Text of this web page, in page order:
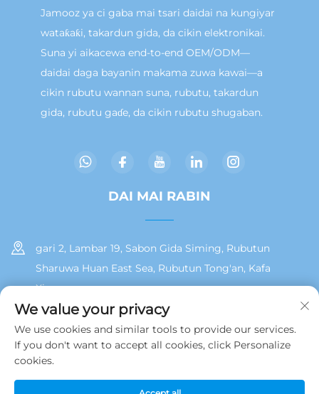
Jamooz ya ci gaba mai tsari daidai na kungiyar
wataƙaƙi, takardun gida, da cikin elektronikai.
Suna yi aikacewa end-to-end OEM/ODM—
daidai daga bayanin makama zuwa kawai—a
cikin rubutu wannan suna, rubutu, takardun
gida, rubutu gaɗe, da cikin rubutu shugaban.
DAI MAI RABIN
gari 2, Lambar 19, Sabon Gida Siming, Rubutun
Sharuwa Huan East Sea, Rubutun Tong'an, Kafa
Xiamen
+86 13215929911
[email protected]
We value your privacy
We use cookies and similar tools to provide our services.
If you don't want to accept all cookies, click Personalize
cookies.